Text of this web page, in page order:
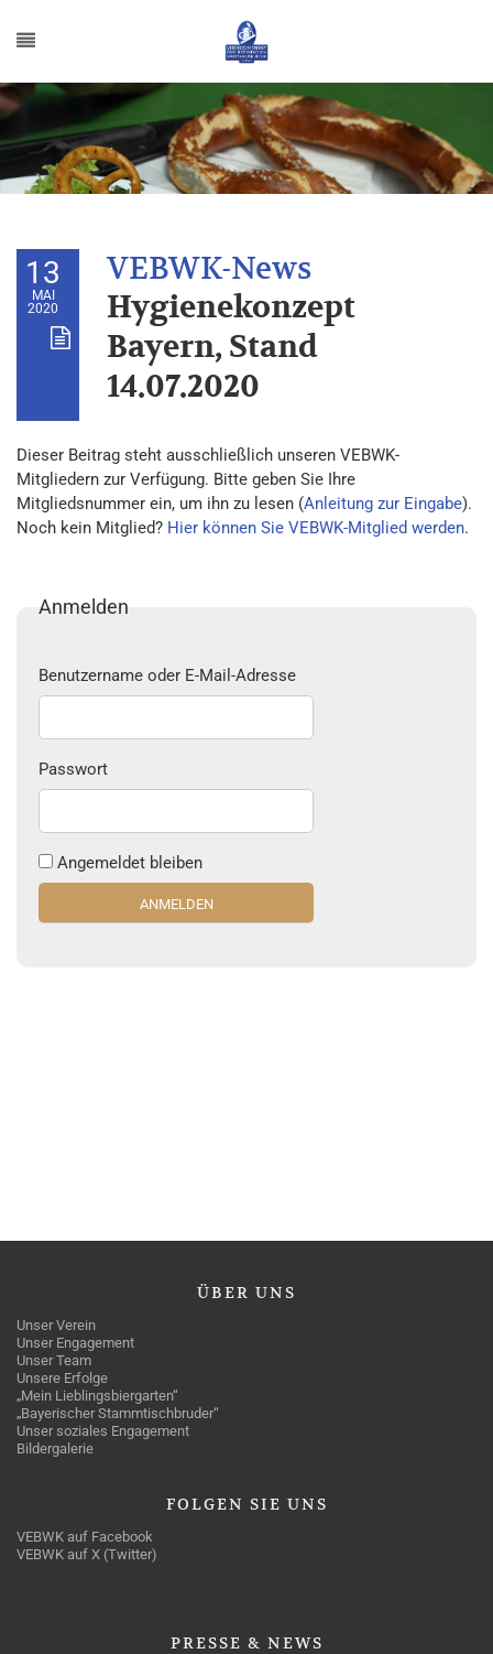
13
MAI
2020
Hygienekonzept
Bayern, Stand
14.07.2020
Dieser Beitrag steht ausschließlich unseren VEBWK-
Mitgliedern zur Verfügung. Bitte geben Sie Ihre
Mitgliedsnummer ein, um ihn zu lesen (Anleitung zur Eingabe).
Noch kein Mitglied? Hier können Sie VEBWK-Mitglied werden.
Anmelden
Benutzername oder E-Mail-Adresse
Passwort
Angemeldet bleiben
ÜBER UNS
Unser Verein
Unser Engagement
Unser Team
Unsere Erfolge
„Mein Lieblingsbiergarten“
„Bayerischer Stammtischbruder“
Unser soziales Engagement
Bildergalerie
FOLGEN SIE UNS
VEBWK auf Facebook
VEBWK auf X (Twitter)
PRESSE & NEWS